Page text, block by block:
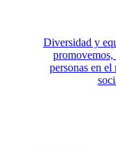
Diversidad y
promovemos,
personas en